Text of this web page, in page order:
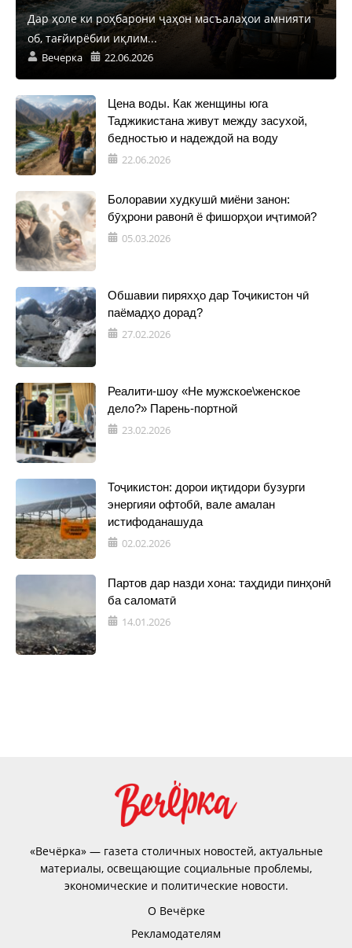
Дар ҳоле ки роҳбарони ҷаҳон масъалаҳои амнияти
об, тағйирёбии иқлим...
Вечерка 22.06.2026
Цена воды. Как женщины юга
Таджикистана живут между засухой,
бедностью и надеждой на воду
22.06.2026
Болоравии худкушӣ миёни занон:
бӯҳрони равонӣ ё фишорҳои иҷтимоӣ?
05.03.2026
Обшавии пиряхҳо дар Тоҷикистон чӣ
паёмадҳо дорад?
27.02.2026
Реалити-шоу «Не мужское\женское
дело?» Парень-портной
23.02.2026
Тоҷикистон: дорои иқтидори бузурги
энергияи офтобӣ, вале амалан
истифоданашуда
02.02.2026
Партов дар назди хона: таҳдиди пинҳонӣ
ба саломатӣ
14.01.2026
«Вечёрка» — газета столичных новостей, актуальные
материалы, освещающие социальные проблемы,
экономические и политические новости.
О Вечёрке
Рекламодателям